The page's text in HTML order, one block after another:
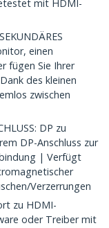
mit HDMI-
einen
fügen Sie Ihrer
des kleinen
zwischen
DP zu
DP-Anschluss zur
| Verfügt
Verzerrungen
zu HDMI-
oder Treiber mit